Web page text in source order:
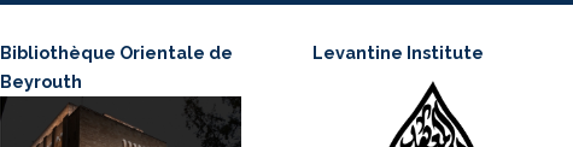
Bibliothèque Orientale de
Beyrouth
Levantine Institute